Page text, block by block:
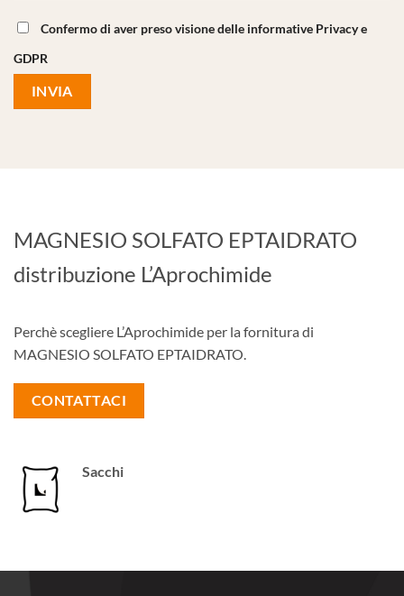
Confermo di aver preso visione delle informative Privacy e
GDPR
MAGNESIO SOLFATO EPTAIDRATO
distribuzione L’Aprochimide
Perchè scegliere L’Aprochimide per la fornitura di
MAGNESIO SOLFATO EPTAIDRATO.
CONTATTACI
Sacchi